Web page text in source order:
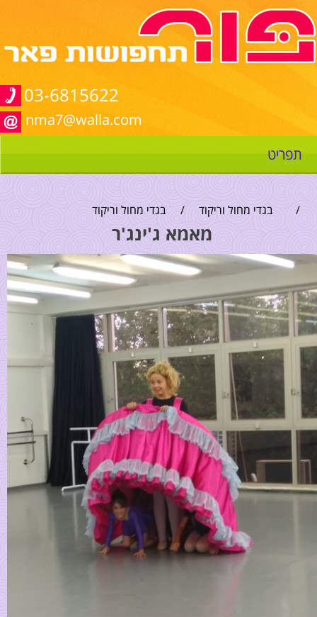
03-6815622
nma7@walla.com
תפריט
/ בגדי מחול וריקוד / בגדי מחול וריקוד
מאמא ג'ינג'ר